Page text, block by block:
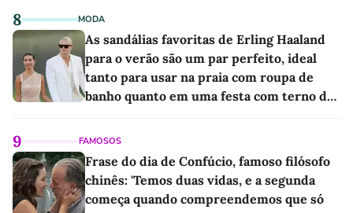
8 MODA
As sandálias favoritas de Erling Haaland
para o verão são um par perfeito, ideal
tanto para usar na praia com roupa de
banho quanto em uma festa com terno de
9 FAMOSOS
Frase do dia de Confúcio, famoso filósofo
chinês: 'Temos duas vidas, e a segunda
começa quando compreendemos que só